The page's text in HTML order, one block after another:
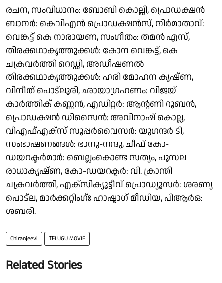
രചന, സംവിധാനം: ബോബി കൊല്ലി, പ്രൊഡക്ഷൻ
ബാനർ: കെവിഎൻ പ്രൊഡക്ഷൻസ്, നിർമാതാവ്:
വെങ്കട്ട് കെ നാരായണ, സംഗീതം: തമൻ എസ്,
തിരക്കഥാകൃത്തുക്കൾ: കോന വെങ്കട്ട്, കെ
ചക്രവർത്തി റെഡ്ഡി, അഡീഷണൽ
തിരക്കഥാകൃത്തുക്കൾ: ഹരി മോഹന കൃഷ്ണ,
വിനീത് പൊട്‌ലൂരി, ഛായാഗ്രഹണം: വിജയ്
കാർത്തിക് കണ്ണൻ, എഡിറ്റർ: ആന്റണി റൂബൻ,
പ്രൊഡക്ഷൻ ഡിസൈൻ: അവിനാഷ് കൊല്ല,
വിഎഫ്എക്സ് സൂപ്പർവൈസർ: യുഗന്ദർ ടി,
സംഭാഷണങ്ങൾ: ഭാനു-നന്ദു, ചീഫ് കോ-
ഡയറക്ടർമാർ: ബെല്ലംകൊണ്ട സത്യം, പൂസല
രാധാകൃഷ്ണ, കോ-ഡയറക്ടർ: വി. ക്രാന്തി
ചക്രവർത്തി, എക്സിക്യൂട്ടീവ് പ്രൊഡ്യൂസർ: ശരണ്യ
പൊട്‌ല, മാർക്കറ്റിംഗ്ഃ ഹാഷ്ടാഗ് മീഡിയ, പിആർഒ:
ശബരി.
Chiranjeevi TELUGU MOVIE
Related Stories